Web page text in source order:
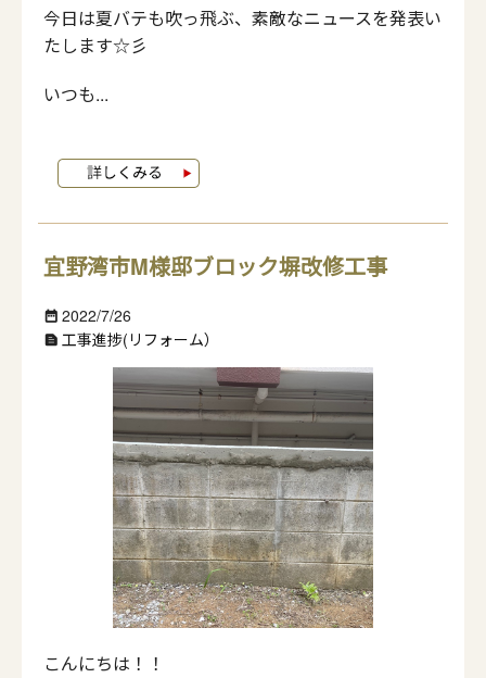
今日は夏バテも吹っ飛ぶ、素敵なニュースを発表い
たします☆彡
いつも...
宜野湾市M様邸ブロック塀改修工事
date_range 2022/7/26
text_snippet 工事進捗(リフォーム）
こんにちは！！